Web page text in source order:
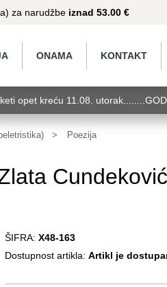
za narudžbeiznad 53.00 €
ONAMA KONTAKT
opet kreću 11.08.
/ Prvi paketi opet kreću 11.08.
10.08. / Prvi paketi opet kreću
Poezija
Cundeković
ŠIFRA: X48-163
Dostupnost artikla: Artikl je